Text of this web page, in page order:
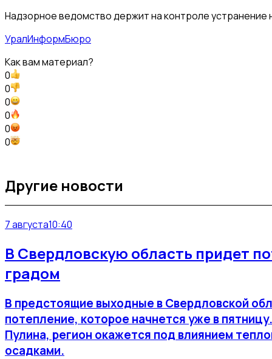
Надзорное ведомство держит на контроле устранение
УралИнформБюро
Как вам материал?
0
0
0
0
0
0
Другие новости
7 августа10:40
В Свердловскую область придет
градом
В предстоящие выходные в Свердловской
потепление, которое начнется уже в
Пулина, регион окажется под влиянием
осадками.